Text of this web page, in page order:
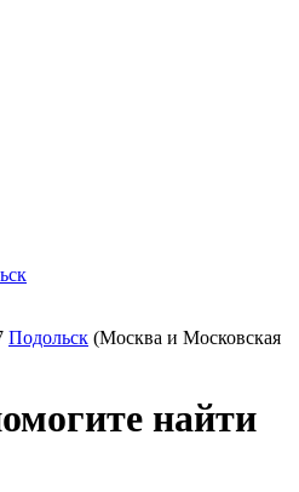
Подольск (Москва и Московская
найти